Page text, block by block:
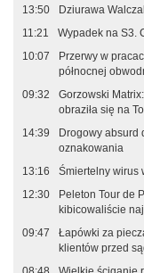
13:50
Dziurawa
11:21
Wypadek na S3.
10:07
Przerwy w
północnej
09:32
Gorzowski
obraziła się na
14:39
Drogowy absurd
oznakowania
13:16
Śmiertelny wirus
12:30
Peleton Tour de
kibicowaliście
09:47
Łapówki za
klientów przed